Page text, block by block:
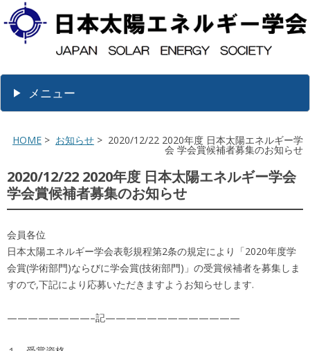
メニュー
HOME > お知らせ > 2020/12/22 2020年度 日本太陽エネルギー学
会 学会賞候補者募集のお知らせ
2020/12/22 2020年度 日本太陽エネルギー学会
学会賞候補者募集のお知らせ
会員各位
日本太陽エネルギー学会表彰規程第2条の規定により「2020年度学
会賞(学術部門)ならびに学会賞(技術部門)」の受賞候補者を募集しま
すので,下記により応募いただきますようお知らせします.
————————–記—————————————